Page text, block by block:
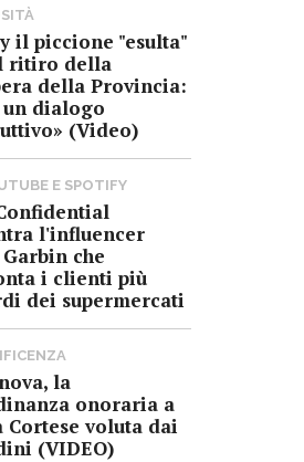
il piccione "esulta"
ritiro della
della Provincia:
un dialogo
(Video)
E SPOTIFY
l'influencer
che
i clienti più
dei supermercati
la
onoraria a
Cortese voluta dai
(VIDEO)